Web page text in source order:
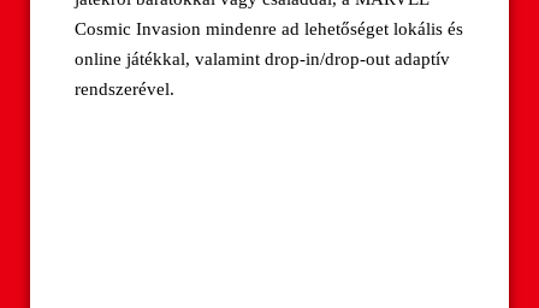
Cosmic Invasion mindenre ad lehetőséget lokális és
online játékkal, valamint drop-in/drop-out adaptív
rendszerével.